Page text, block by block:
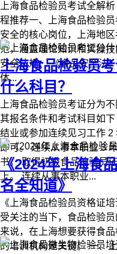
上海食品检验员考试全解
程推荐 ​​一、上海食品检验
安全的核心岗位，上海地
范，涵盖理论知识和实操技
安全法规​​： 《食品安全法
体...
上海食品检验员
什么科目？
上海食品检验员考证分为
其报名条件和考试科目如
结业或参加连续见习工作
即可。 连续从事本职业 3
书。 取得初级食品检验员
上。 连续从事本职业...
《2024年上海食
名全知道》
《上海食品检验员资格
受关注的当下，食品检验
来说，在上海想要获得食
的培训机构是关键。 一、